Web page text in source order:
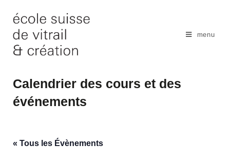
content
menu
Calendrier des cours et des
événements
« Tous les Évènements